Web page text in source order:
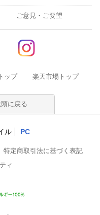
ご意見・ご要望
ップ 楽天市場トップ
に戻る
ル PC
特定商取引法に基づく表記
ィ